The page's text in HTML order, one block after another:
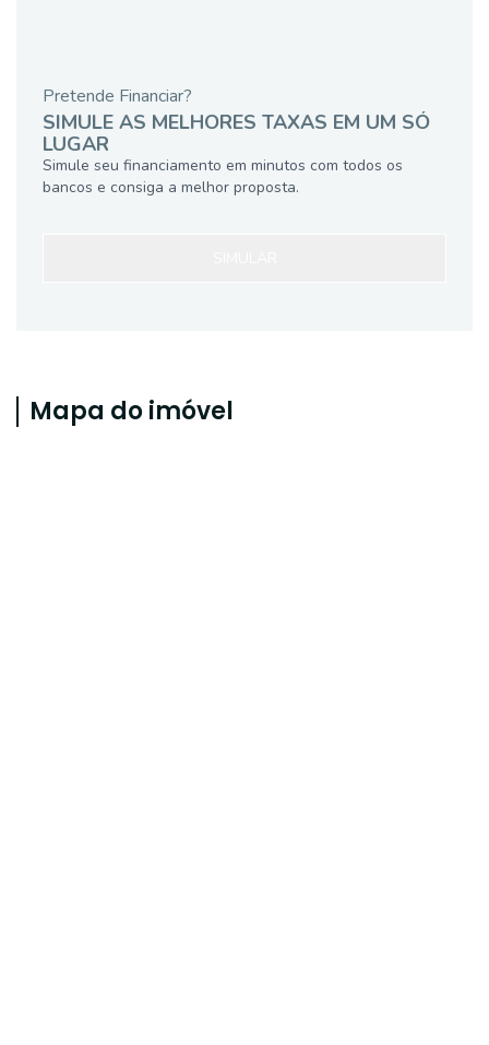
Pretende Financiar?
SIMULE AS MELHORES TAXAS EM UM SÓ
LUGAR
Simule seu financiamento em minutos com todos os
bancos e consiga a melhor proposta.
Mapa do imóvel